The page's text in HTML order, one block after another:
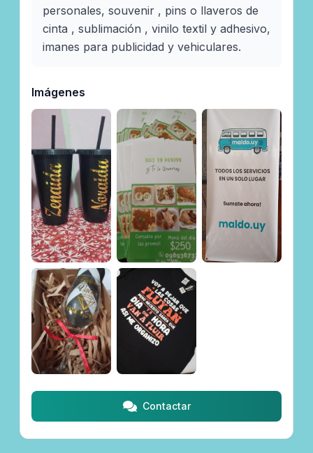
personales, souvenir , pins o llaveros de
cinta , sublimación , vinilo textil y adhesivo,
imanes para publicidad y vehiculares.
Imágenes
Contactar